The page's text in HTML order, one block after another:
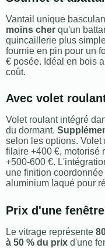
Vantail unique
moins cher qu'un
quincaillerie plus
fournie en pin pour un
€ posée. Idéal en bois
coût.
Avec volet
Volet roulant intégré
du dormant.
selon les options. Volet
filaire +400 €, motorisé
+500-600 €.
une finition
aluminium laqué pour
Prix d'une
Le vitrage représente
à 50 % du prix d'une